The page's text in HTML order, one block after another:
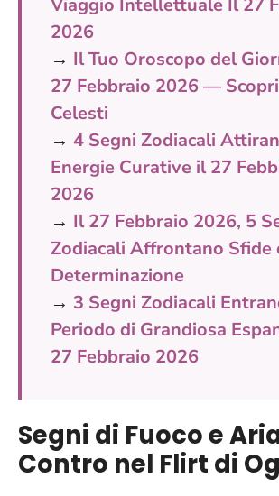
2026
→ Il Tuo Oroscopo del
27 Febbraio 2026 —
Celesti
→ 4 Segni Zodiacali
Energie Curative il 27
2026
→ Il 27 Febbraio 2026, 5
Zodiacali Affrontano Sfide
Determinazione
→ 3 Segni Zodiacali
Periodo di Grandiosa
27 Febbraio 2026
Segni di Fuoco e
Contro nel Flirt di